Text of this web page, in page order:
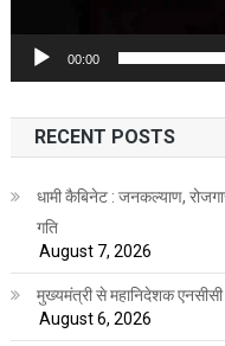
00:00
RECENT POSTS
धामी कैबिनेट : जनकल्याण,
गति
August 7, 2026
मुख्यमंत्री से महानिदेशक एनसीसी
August 6, 2026